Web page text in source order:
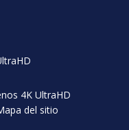
4K UltraHD
del sitio